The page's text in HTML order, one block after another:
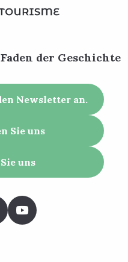
der Geschichte
Newsletter an.
Sie uns
uns